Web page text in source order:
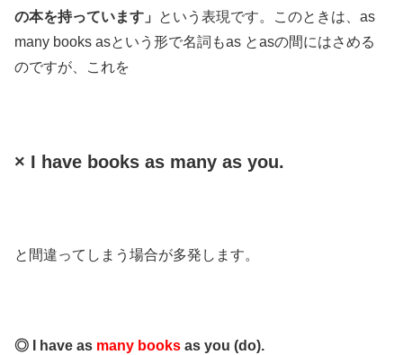
の本を持っています」
という表現です。このときは、as
many books asという形で名詞もas とasの間にはさめる
のですが、これを
× I have books as many as you.
と間違ってしまう場合が多発します。
◎ I have as many books as you (do).